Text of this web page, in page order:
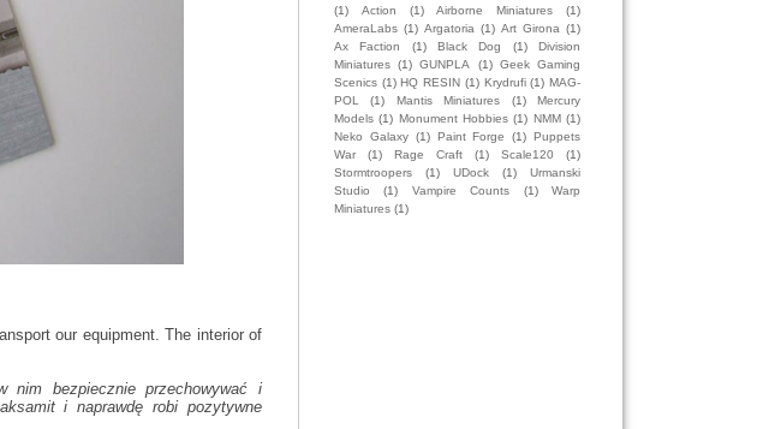
our equipment. The interior of
nim bezpiecznie przechowywać i
i naprawdę robi pozytywne
(1)
Action (1) Airborne Miniatures
(1)
AmeraLabs (1) Argatoria (1) Art Girona (1)
Ax Faction
(1) Black Dog (1)
Division
Miniatures (1) GUNPLA (1) Geek Gaming
Scenics (1) HQ RESIN (1) Krydrufi (1) MAG-
POL
(1) Mantis Miniatures (1)
Mercury
Models (1) Monument Hobbies (1) NMM (1)
Neko Galaxy (1) Paint Forge (1) Puppets
War
(1) Rage Craft (1) Scale120
(1)
Stormtroopers
(1) UDock (1)
Urmanski
Studio
(1) Vampire Counts (1)
Warp
Miniatures (1)